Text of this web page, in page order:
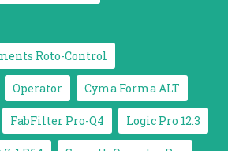
Roto-Control
Operator Cyma Forma ALT
FabFilter Pro-Q4 Logic Pro 12.3